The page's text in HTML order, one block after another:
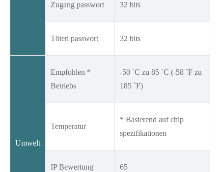
Zugang passwort 32 bits
Töten passwort 32 bits
Umwelt
Empfohlen *
Betriebs
-50 ˚C zu 85 ˚C (-58 ˚F zu
185 ˚F)
Temperatur
* Basierend auf chip
spezifikationen
IP Bewertung 65